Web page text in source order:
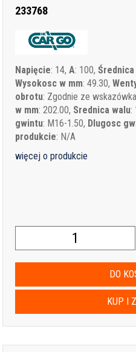
233768
Napięcie: 14,A: 100,
Wysokosc w mm: 49.30,
obrotu: Zgodnie ze
w mm: 202.00, Srednica walu:
gwintu: M16-1.50, Dlugosc
produkcie: N/A
więcej o produkcie
DO
KUP I